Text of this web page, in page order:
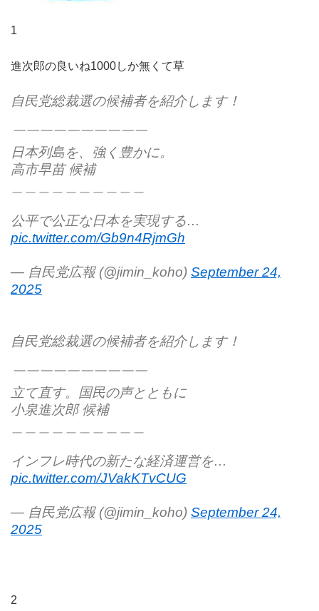
1
進次郎の良いね1000しか無くて草
自民党総裁選の候補者を紹介します！
￣￣￣￣￣￣￣￣￣￣
日本列島を、強く豊かに。
高市早苗 候補
公平で公正な日本を実現する…
pic.twitter.com/Gb9n4RjmGh
— 自民党広報 (@jimin_koho) September 24,
2025
自民党総裁選の候補者を紹介します！
￣￣￣￣￣￣￣￣￣￣
立て直す。国民の声とともに
小泉進次郎 候補
インフレ時代の新たな経済運営を…
pic.twitter.com/JVakKTvCUG
— 自民党広報 (@jimin_koho) September 24,
2025
2